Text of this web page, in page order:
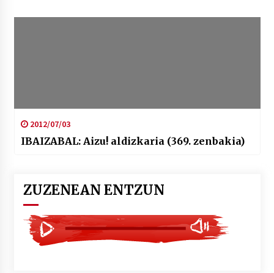
2012/07/03
IBAIZABAL: Aizu! aldizkaria (369. zenbakia)
ZUZENEAN ENTZUN